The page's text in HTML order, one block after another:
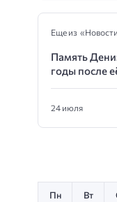
Еще из
Память
годы после
24 июля
Пн Вт